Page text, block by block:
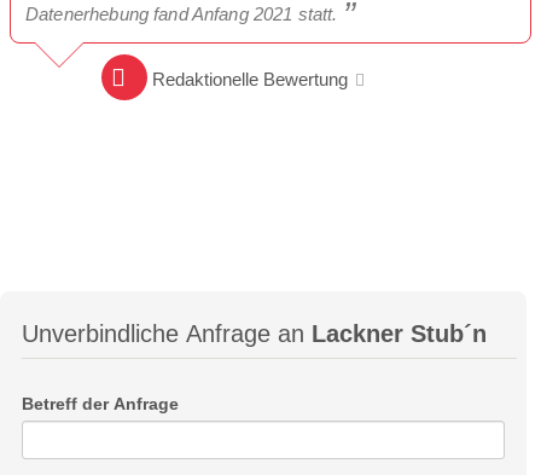
Datenerhebung fand Anfang 2021 statt.
Redaktionelle Bewertung
Unverbindliche Anfrage an Lackner Stub´n
Betreff der Anfrage